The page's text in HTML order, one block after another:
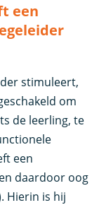
een
stimuleert,
om
de leerling, te
een
daardoor oog
Hierin is hij